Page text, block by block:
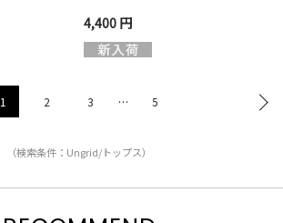
4,400 円
1 2 3 … 5
（検索条件：Ungrid/トップス）